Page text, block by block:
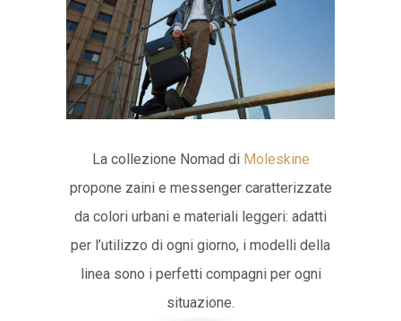
La collezione Nomad di Moleskine
propone zaini e messenger caratterizzate
da colori urbani e materiali leggeri: adatti
per l’utilizzo di ogni giorno, i modelli della
linea sono i perfetti compagni per ogni
situazione.